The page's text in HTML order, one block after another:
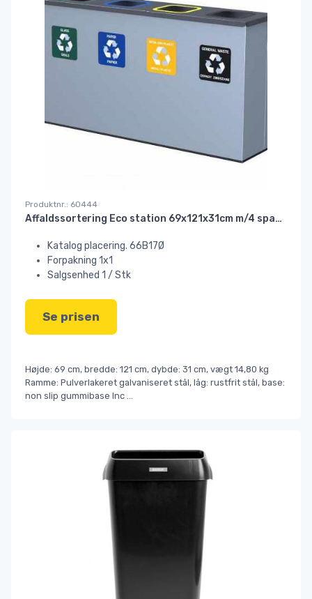
Produktnr.: 60444
Affaldssortering Eco station 69x121x31cm m/4 spande 60 ltr.#
Katalog placering. 66B17Ø
Forpakning 1x1
Salgsenhed 1 / Stk
Se prisen
Højde: 69 cm, bredde: 121 cm, dybde: 31 cm, vægt 14,80 kg
Ramme: Pulverlakeret galvaniseret stål, låg: rustfrit stål, base:
non slip gummibase Inc ...